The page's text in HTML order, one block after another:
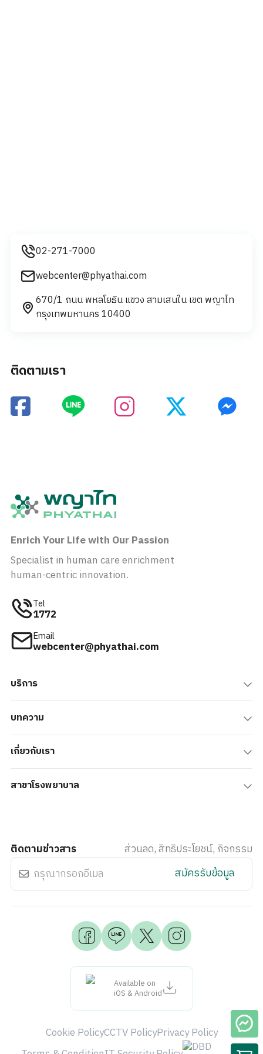
02-271-7000
webcenter@phyathai.com
670/1 ถนน พหลโยธิน แขวง สามเสนใน เขต พญาไท
กรุงเทพมหานคร 10400
ติดตามเรา
Enrich Your Life with Our Passion
Specialist in human care enrichment
human-centric innovation.
Tel
1772
Email
webcenter@phyathai.com
บริการ
บทความ
เกี่ยวกับเรา
สาขาโรงพยาบาล
Available on
iOS & Android
ติดตามข่าวสาร
ส่วนลด, สิทธิประโยชน์, กิจกรรม
สมัครรับข้อมูล
Cookie PolicyCCTV PolicyPrivacy Policy